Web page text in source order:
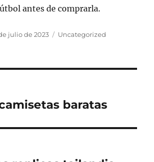
antes de comprarla.
julio de 2023 Categorías
Uncategorized
baratas